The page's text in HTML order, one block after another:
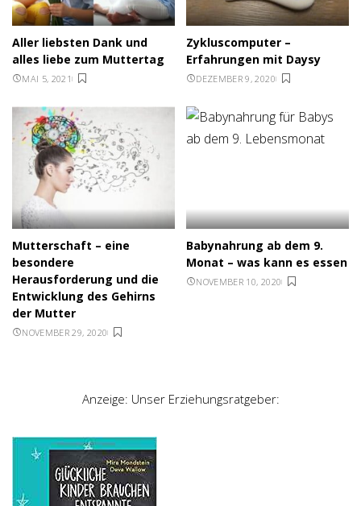
Aller liebsten Dank und
alles liebe zum Muttertag
MAI 5, 2021
Zykluscomputer –
Erfahrungen mit Daysy
DEZEMBER 9, 2020
Mutterschaft – eine
besondere
Herausforderung und die
Entwicklung des Gehirns
der Mutter
NOVEMBER 29, 2020
Babynahrung ab dem 9.
Monat – was kann es essen
NOVEMBER 10, 2020
Anzeige: Unser Erziehungsratgeber: